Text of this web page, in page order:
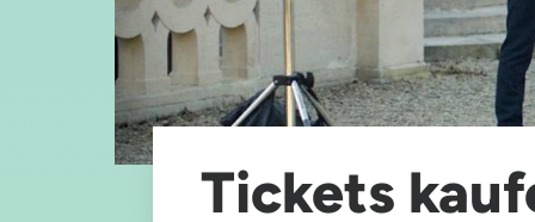
Tickets